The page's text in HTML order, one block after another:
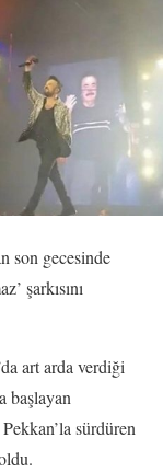
son gecesinde
şarkısını
art arda verdiği
başlayan
sürdüren